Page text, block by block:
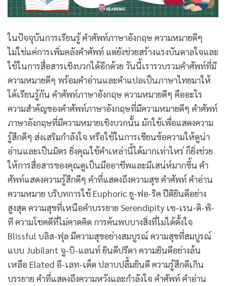
ในปัจจุบันการเรียนรู้ คําศัพท์ภาษาอังกฤษ ความหมายดีๆ
ไม่ใช่แค่การเพิ่มคลังคำศัพท์ แต่ยังช่วยสร้างแรงบันดาลใจและ
ใช้ในการสื่อสารเชิงบวกได้อีกด้วย วันนี้เรารวบรวมคำศัพท์ที่มี
ความหมายดีๆ พร้อมคำอ่านและคำแปลเป็นภาษาไทยมาให้
ได้เรียนรู้กัน คําศัพท์ภาษาอังกฤษ ความหมายดีๆ คืออะไร
ความสำคัญของคําศัพท์ภาษาอังกฤษที่มีความหมายดีๆ คําศัพท์
ภาษาอังกฤษที่มีความหมายเชิงบวกนั้น มักใช้เพื่อแสดงความ
รู้สึกดีๆ ส่งเสริมกำลังใจ หรือใช้ในการเขียนข้อความให้ดูน่า
อ่านและเป็นมิตร ยิ่งคุณใช้คำเหล่านี้ได้มากเท่าไหร่ ก็ยิ่งช่วย
ให้การสื่อสารของคุณดูเป็นมืออาชีพและมีเสน่ห์มากขึ้น คำ
ศัพท์แสดงความรู้สึกดีๆ คำที่แสดงถึงความสุข คำศัพท์ คำอ่าน
ความหมาย บริบทการใช้ Euphoric ยู-ฟอ-ริค ปีติยินดีอย่าง
สูงสุด ความสุขที่เหนือคำบรรยาย Serendipity เซ-เรน-ดิ-พิ-
ที ความโชคดีที่ไม่คาดคิด การค้นพบบางสิ่งที่ไม่ได้ตั้งใจ
Blissful บลิส-ฟุล มีความสุขอย่างสมบูรณ์ ความสุขที่สมบูรณ์
แบบ Jubilant จู-บิ-แลนท์ ยินดีปรีดา ความยินดีอย่างล้น
เหลือ Elated อี-เลท-เต็ด ปลาบปลื้มยินดี ความรู้สึกดีเกิน
บรรยาย คำที่แสดงถึงความหวังและกำลังใจ คำศัพท์ คำอ่าน